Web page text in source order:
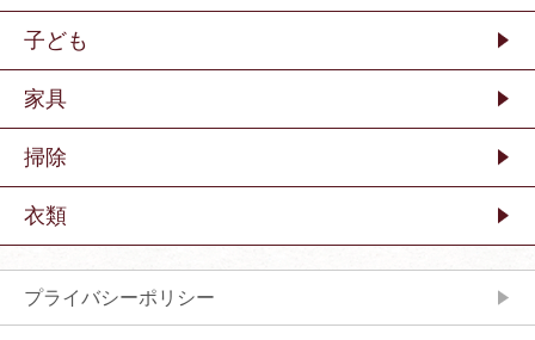
子ども
家具
掃除
衣類
プライバシーポリシー